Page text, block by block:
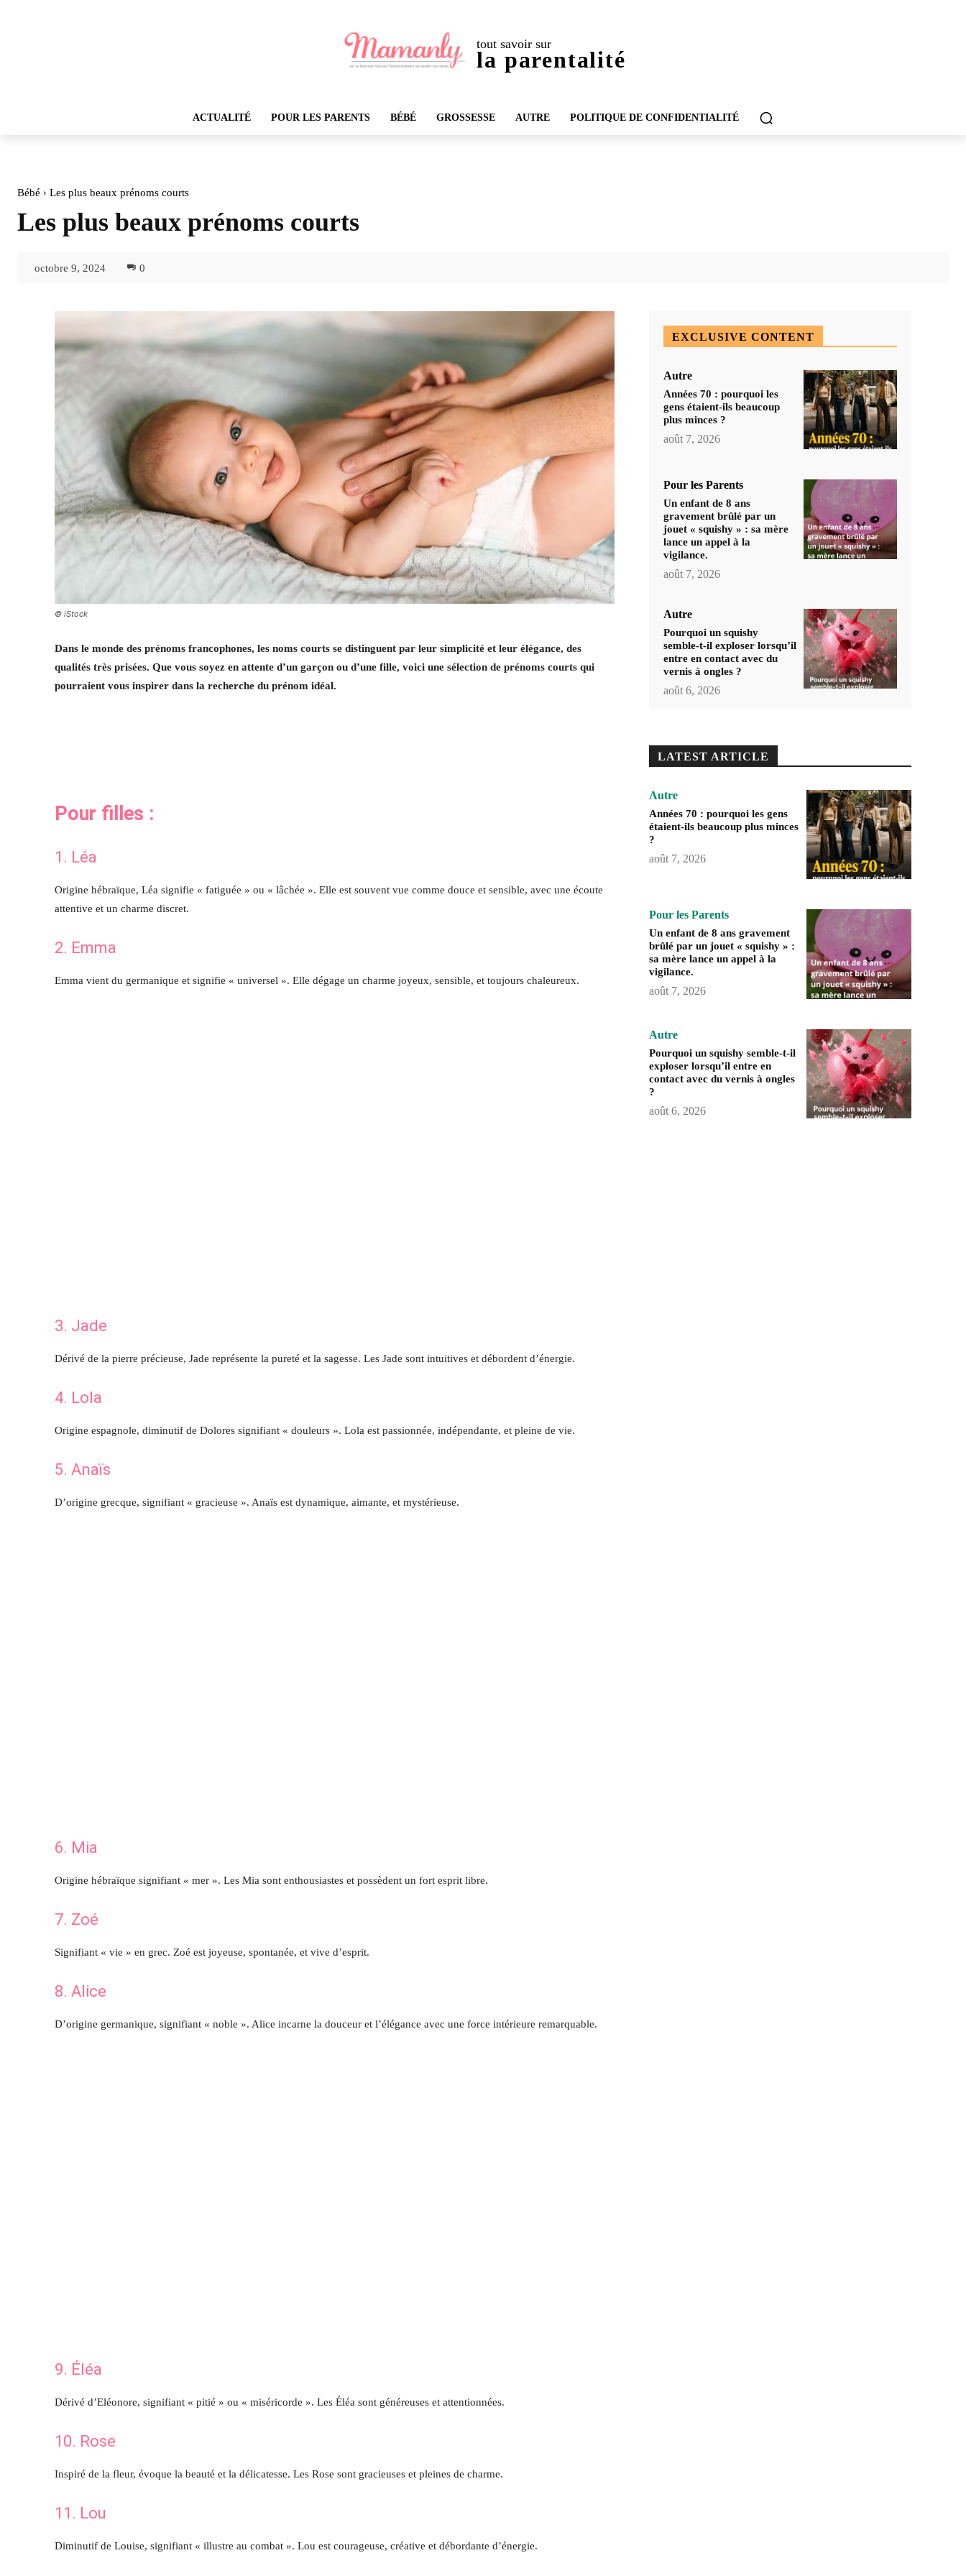
tout savoir sur
la parentalité
ACTUALITÉ POUR LES PARENTS BÉBÉ GROSSESSE AUTRE POLITIQUE DE CONFIDENTIALITÉ
Bébé Les plus beaux prénoms courts
Les plus beaux prénoms courts
octobre 9, 2024 0
© iStock
Dans le monde des prénoms francophones, les noms courts se distinguent par leur simplicité et leur élégance, des
qualités très prisées. Que vous soyez en attente d’un garçon ou d’une fille, voici une sélection de prénoms courts qui
pourraient vous inspirer dans la recherche du prénom idéal.
Pour filles :
1. Léa
Origine hébraïque, Léa signifie « fatiguée » ou « lâchée ». Elle est souvent vue comme douce et sensible, avec une écoute
attentive et un charme discret.
2. Emma
Emma vient du germanique et signifie « universel ». Elle dégage un charme joyeux, sensible, et toujours chaleureux.
3. Jade
Dérivé de la pierre précieuse, Jade représente la pureté et la sagesse. Les Jade sont intuitives et débordent d’énergie.
4. Lola
Origine espagnole, diminutif de Dolores signifiant « douleurs ». Lola est passionnée, indépendante, et pleine de vie.
5. Anaïs
D’origine grecque, signifiant « gracieuse ». Anaïs est dynamique, aimante, et mystérieuse.
6. Mia
Origine hébraïque signifiant « mer ». Les Mia sont enthousiastes et possèdent un fort esprit libre.
7. Zoé
Signifiant « vie » en grec. Zoé est joyeuse, spontanée, et vive d’esprit.
8. Alice
D’origine germanique, signifiant « noble ». Alice incarne la douceur et l’élégance avec une force intérieure remarquable.
9. Éléa
Dérivé d’Eléonore, signifiant « pitié » ou « miséricorde ». Les Éléa sont généreuses et attentionnées.
10. Rose
Inspiré de la fleur, évoque la beauté et la délicatesse. Les Rose sont gracieuses et pleines de charme.
11. Lou
Diminutif de Louise, signifiant « illustre au combat ». Lou est courageuse, créative et débordante d’énergie.
EXCLUSIVE CONTENT
Autre
Années 70 : pourquoi les
gens étaient-ils beaucoup
plus minces ?
août 7, 2026
Pour les Parents
Un enfant de 8 ans
gravement brûlé par un
jouet « squishy » : sa mère
lance un appel à la
vigilance.
août 7, 2026
Autre
Pourquoi un squishy
semble-t-il exploser lorsqu’il
entre en contact avec du
vernis à ongles ?
août 6, 2026
LATEST ARTICLE
Autre
Années 70 : pourquoi les gens
étaient-ils beaucoup plus minces
?
août 7, 2026
Pour les Parents
Un enfant de 8 ans gravement
brûlé par un jouet « squishy » :
sa mère lance un appel à la
vigilance.
août 7, 2026
Autre
Pourquoi un squishy semble-t-il
exploser lorsqu’il entre en
contact avec du vernis à ongles
?
août 6, 2026